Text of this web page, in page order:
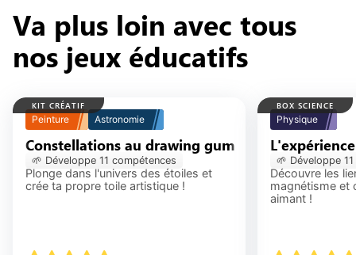
Va plus loin avec tous
nos jeux éducatifs
KIT CRÉATIF
Peinture Astronomie
au drawing gum Constellations
🌱 Développe 11 compétences
Plonge dans l'univers des étoiles et
crée ta propre toile artistique !
BOX SCIENCE
Physique
🌱 Développe 11
Découvre les
magnétisme et
aimant !